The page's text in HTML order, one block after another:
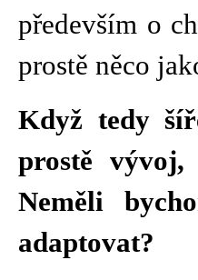
především o
prostě něco
Když tedy
prostě
Neměli
adaptovat?